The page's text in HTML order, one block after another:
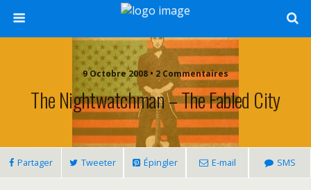
9 Octobre 2008 • 2 Commentaires
The Nightwatchman – The Fabled City
Partager Tweeter Épingler E-mail SMS